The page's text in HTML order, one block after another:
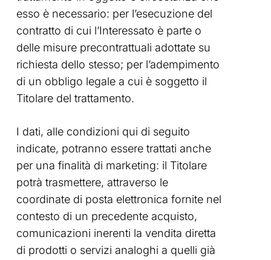
esso è necessario: per l’esecuzione del
contratto di cui l’Interessato è parte o
delle misure precontrattuali adottate su
richiesta dello stesso; per l’adempimento
di un obbligo legale a cui è soggetto il
Titolare del trattamento.
I dati, alle condizioni qui di seguito
indicate, potranno essere trattati anche
per una finalità di marketing: il Titolare
potrà trasmettere, attraverso le
coordinate di posta elettronica fornite nel
contesto di un precedente acquisto,
comunicazioni inerenti la vendita diretta
di prodotti o servizi analoghi a quelli già